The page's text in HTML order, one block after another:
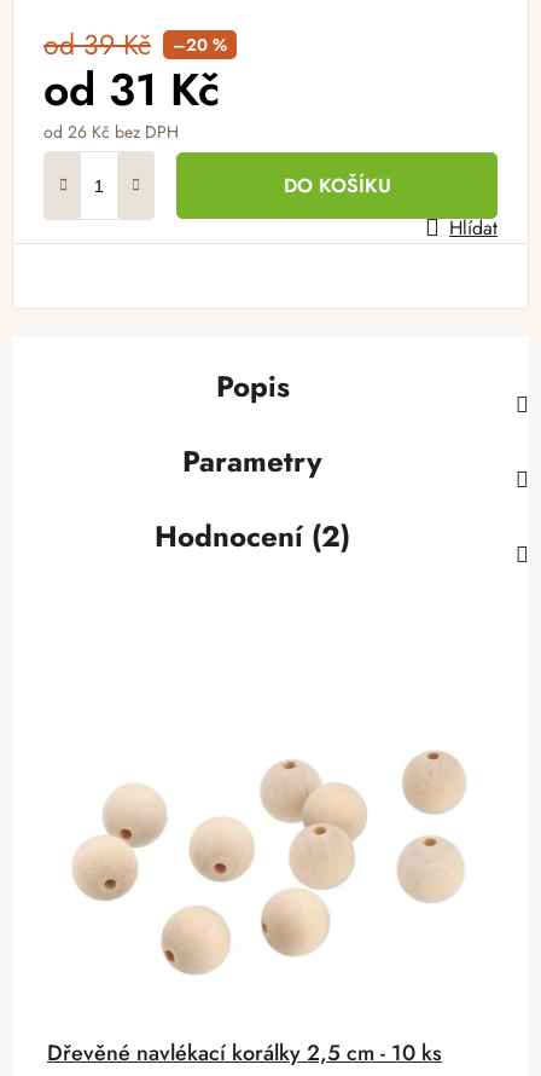
od 39 Kč –20 %
od 31 Kč
od 26 Kč bez DPH
DO KOŠÍKU
Hlídat
Popis
Parametry
Hodnocení (2)
Dřevěné navlékací korálky 2,5 cm - 10 ks